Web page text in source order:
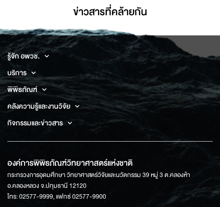
ข่าวสารที่่คล้ายกัน
รู้จัก อพวช.
บริการ
พิพิธภัณฑ์
คลังความรู้และงานวิจัย
กิจกรรมและข่าวสาร
องค์การพิพิธภัณฑ์วิทยาศาสตร์แห่งชาติ
กระทรวงการอุดมศึกษา วิทยาศาสตร์วิจัยและนวัตกรรม 39 หมู่ 3 ต.คลองห้า
อ.คลองหลวง จ.ปทุมธานี 12120
โทร: 02577-9999, แฟกซ์ 02577-9900